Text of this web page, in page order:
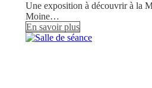
Une exposition à découvrir à la
Moine…
En savoir plus